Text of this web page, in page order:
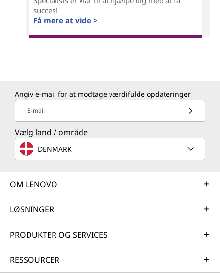
succes!
Få mere at vide >
Angiv e-mail for at modtage værdifulde opdateringer
E-mail
Vælg land / område
DENMARK
OM LENOVO
LØSNINGER
PRODUKTER OG SERVICES
RESSOURCER